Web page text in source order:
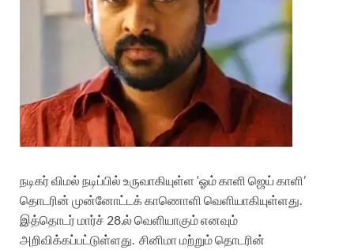
நடிகர் விமல் நடிப்பில் உருவாகியுள்ள ‘ஓம் காளி ஜெய் காளி’
தொடரின் முன்னோட்டக் காணொளி வெளியாகியுள்ளது.
இத்தொடர் மார்ச் 28.ல் வெளியாகும் எனவும்
அறிவிக்கப்பட்டுள்ளது. சினிமா மற்றும் தொடரின்